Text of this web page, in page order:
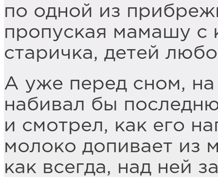
по одной из
пропуская мамашу с
старичка, детей
А уже перед сном, на
набивал бы
и смотрел, как его
молоко допивает из
как всегда, над ней